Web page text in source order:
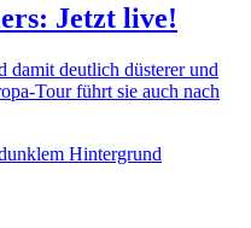
Jetzt live!
damit deutlich düsterer und
Tour führt sie auch nach